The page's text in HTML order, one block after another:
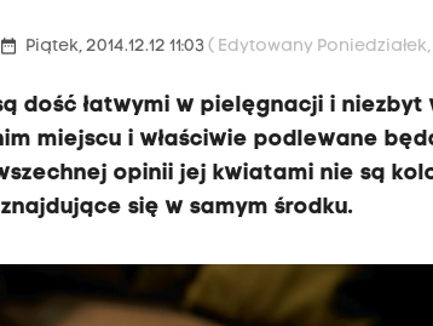
date_range Piątek, 2014.12.12 11:03( Edytowany Poniedziałek,
dość łatwymi w pielęgnacji i
miejscu i właściwie podlewane
opinii jej kwiatami nie są
się w samym środku.